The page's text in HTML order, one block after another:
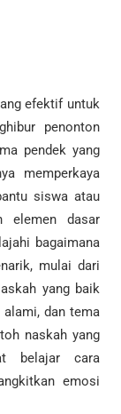
efektif untuk
penonton
pendek yang
memperkaya
siswa atau
elemen dasar
bagaimana
mulai dari
yang baik
dan tema
naskah yang
belajar cara
emosi